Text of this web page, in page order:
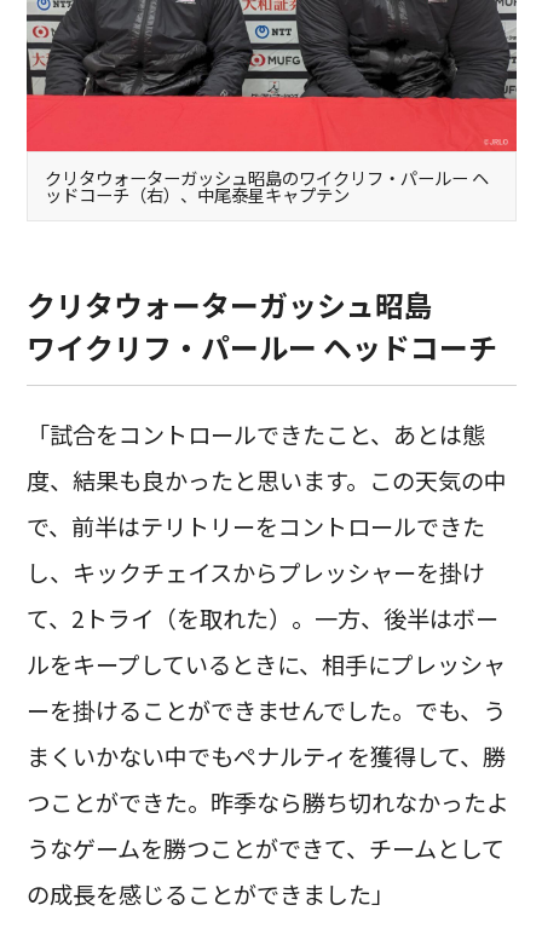
クリタウォーターガッシュ昭島のワイクリフ・パールー ヘ
ッドコーチ（右）、中尾泰星キャプテン
クリタウォーターガッシュ昭島
ワイクリフ・パールー ヘッドコーチ
「試合をコントロールできたこと、あとは態
度、結果も良かったと思います。この天気の中
で、前半はテリトリーをコントロールできた
し、キックチェイスからプレッシャーを掛け
て、2トライ（を取れた）。一方、後半はボー
ルをキープしているときに、相手にプレッシャ
ーを掛けることができませんでした。でも、う
まくいかない中でもペナルティを獲得して、勝
つことができた。昨季なら勝ち切れなかったよ
うなゲームを勝つことができて、チームとして
の成長を感じることができました」